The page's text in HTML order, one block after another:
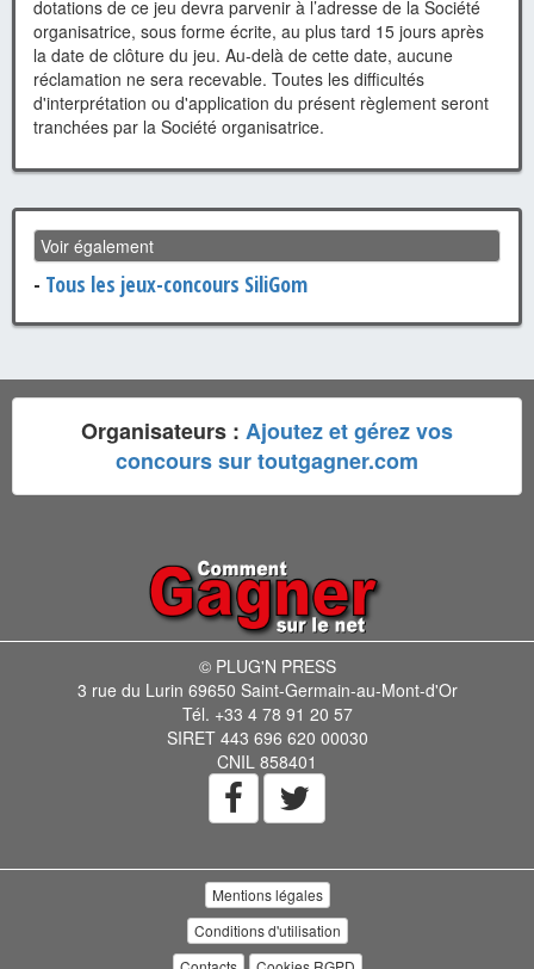
dotations de ce jeu devra parvenir à l’adresse de la Société
organisatrice, sous forme écrite, au plus tard 15 jours après
la date de clôture du jeu. Au-delà de cette date, aucune
réclamation ne sera recevable. Toutes les difficultés
d'interprétation ou d'application du présent règlement seront
tranchées par la Société organisatrice.
Voir également
- Tous les jeux-concours SiliGom
Organisateurs : Ajoutez et gérez vos
concours sur toutgagner.com
© PLUG'N PRESS
3 rue du Lurin 69650 Saint-Germain-au-Mont-d'Or
Tél. +33 4 78 91 20 57
SIRET 443 696 620 00030
CNIL 858401
Mentions légales
Conditions d'utilisation